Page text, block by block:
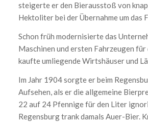
steigerte er den Bierausstoß von
Hektoliter bei der Übernahme um das
Schon früh modernisierte das
Maschinen und ersten Fahrzeugen
kaufte umliegende Wirtshäuser und
Im Jahr 1904 sorgte er beim
Aufsehen, als er die allgemeine
22 auf 24 Pfennige für den Liter
Regensburg trank damals Auer-Bier.